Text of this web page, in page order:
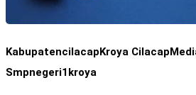
KabupatencilacapKroya Cilacap
Smpnegeri1kroya